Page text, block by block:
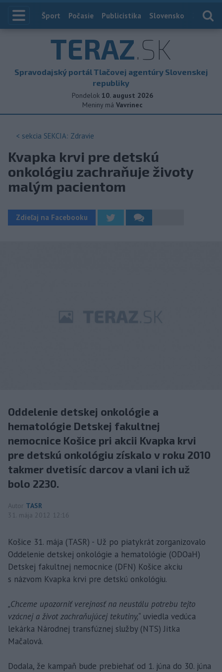
Index
Šport Počasie Publicistika Slovensko
TERAZ.SK
Spravodajský portál Tlačovej agentúry Slovenskej
republiky
Pondelok 10. august 2026
Meniny má Vavrinec
< sekcia SEKCIA: Zdravie
Kvapka krvi pre detskú
onkológiu zachraňuje životy
malým pacientom
Zdieľaj na Facebooku
Oddelenie detskej onkológie a
hematológie Detskej fakultnej
nemocnice Košice pri akcii Kvapka krvi
pre detskú onkológiu získalo v roku 2010
takmer dvetisíc darcov a vlani ich už
bolo 2230.
Autor TASR
31. mája 2012 12:16
Košice 31. mája (TASR) - Už po piatykrát zorganizovalo
Oddelenie detskej onkológie a hematológie (ODOaH)
Detskej fakultnej nemocnice (DFN) Košice akciu
s názvom Kvapka krvi pre detskú onkológiu.
„Chceme upozorniť verejnosť na neustálu potrebu tejto
vzácnej a život zachraňujúcej tekutiny,“ uviedla vedúca
lekárka Národnej transfúznej služby (NTS) Jitka
Mačalová.
Dodala, že kampaň bude prebiehať od 1. júna do 30. júna